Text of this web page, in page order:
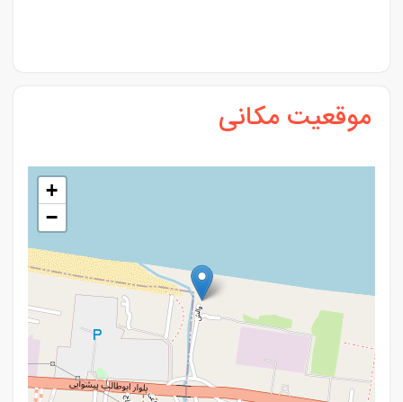
موقعیت مکانی
+
−